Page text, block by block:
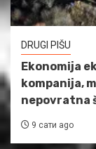
DRUGI PIŠU
Ekonomija
kompanija,
nepovratna
9 сати ago